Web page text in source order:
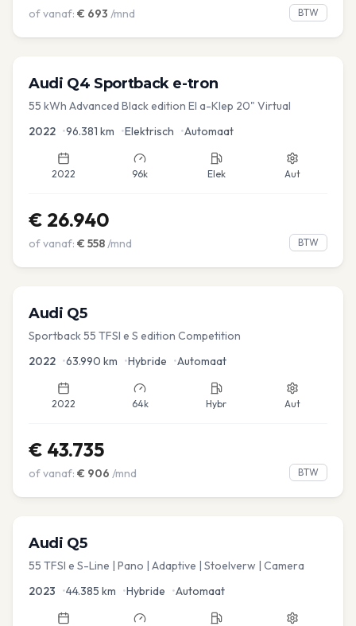
of vanaf: € 693 /mnd BTW
Audi Q4 Sportback e-tron
55 kWh Advanced Black edition El a-Klep 20" Virtual
2022 •96.381 km •Elektrisch •Automaat
2022 96k Elek Aut
€ 26.940
of vanaf: € 558 /mnd BTW
Audi Q5
Sportback 55 TFSI e S edition Competition
2022 •63.990 km •Hybride •Automaat
2022 64k Hybr Aut
€ 43.735
of vanaf: € 906 /mnd BTW
Audi Q5
55 TFSI e S-Line | Pano | Adaptive | Stoelverw | Camera
2023 •44.385 km •Hybride •Automaat